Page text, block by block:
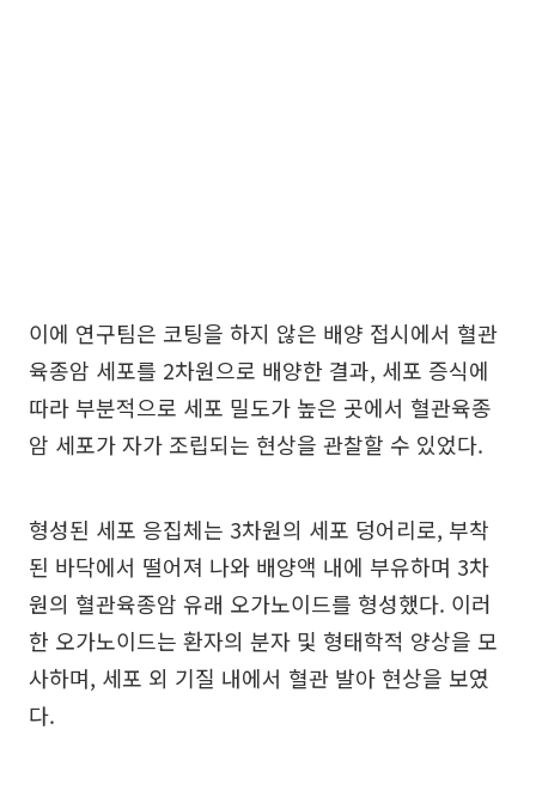
이에 연구팀은 코팅을 하지 않은 배양 접시에서 혈관
육종암 세포를 2차원으로 배양한 결과, 세포 증식에
따라 부분적으로 세포 밀도가 높은 곳에서 혈관육종
암 세포가 자가 조립되는 현상을 관찰할 수 있었다.
형성된 세포 응집체는 3차원의 세포 덩어리로, 부착
된 바닥에서 떨어져 나와 배양액 내에 부유하며 3차
원의 혈관육종암 유래 오가노이드를 형성했다. 이러
한 오가노이드는 환자의 분자 및 형태학적 양상을 모
사하며, 세포 외 기질 내에서 혈관 발아 현상을 보였
다.